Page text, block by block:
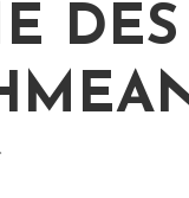
DES